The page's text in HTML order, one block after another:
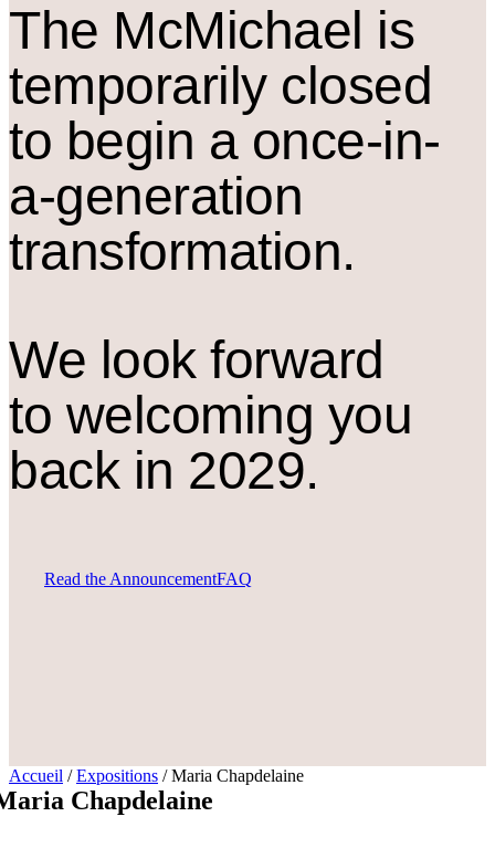
The McMichael is
temporarily closed
to begin a once-in-
a-generation
transformation.
We look forward
to welcoming you
back in 2029.
Read the AnnouncementFAQ
Accueil / Expositions / Maria Chapdelaine
Chapdelaine